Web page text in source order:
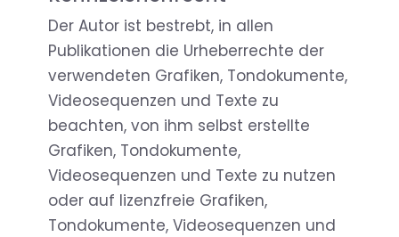
Der Autor ist bestrebt, in allen
Publikationen die Urheberrechte der
verwendeten Grafiken, Tondokumente,
Videosequenzen und Texte zu
beachten, von ihm selbst erstellte
Grafiken, Tondokumente,
Videosequenzen und Texte zu nutzen
oder auf lizenzfreie Grafiken,
Tondokumente, Videosequenzen und